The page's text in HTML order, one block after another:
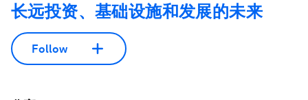
长远投资、基础设施和发展的未来
Follow